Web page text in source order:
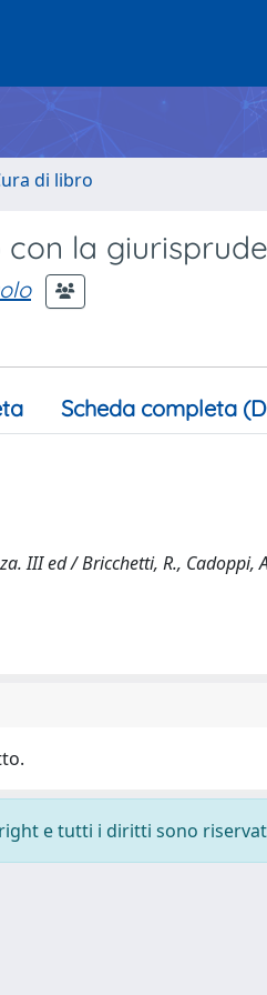
di libro
la
Scheda completa
III ed / Bricchetti, R., Cadoppi,
e tutti i diritti sono